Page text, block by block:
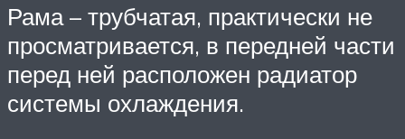
Рама – трубчатая, практически не
просматривается, в передней части
перед ней расположен радиатор
системы охлаждения.